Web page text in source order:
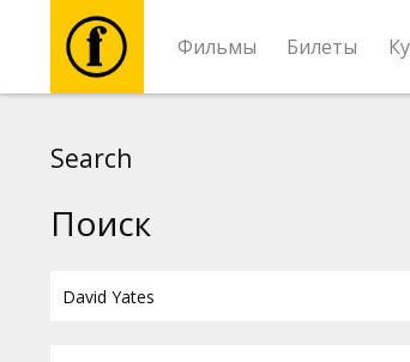
Фильмы Билеты
Search
Поиск